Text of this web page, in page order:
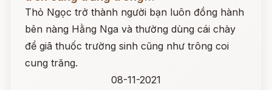
Thỏ Ngọc trở thành người bạn luôn đồng hành
bên nàng Hằng Nga và thường dùng cái chày
để giã thuốc trường sinh cũng như trông coi
cung trăng.
08-11-2021